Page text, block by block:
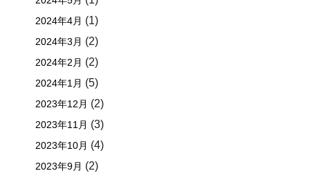
2024年4月 (1)
2024年3月 (2)
2024年2月 (2)
2024年1月 (5)
2023年12月 (2)
2023年11月 (3)
2023年10月 (4)
2023年9月 (2)